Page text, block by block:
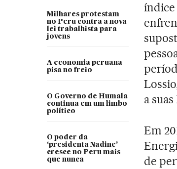
Milhares protestam
no Peru contra a nova
lei trabalhista para
jovens
A economia peruana
pisa no freio
O Governo de Humala
continua em um limbo
político
O poder da
‘presidenta Nadine’
cresce no Peru mais
que nunca
índice
a
Em
de